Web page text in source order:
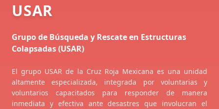
USAR
Grupo de Búsqueda y Rescate en Estructuras
Colapsadas (USAR)
El grupo USAR de la Cruz Roja Mexicana es una unidad
altamente especializada, integrada por voluntarias y
voluntarios capacitados para responder de manera
inmediata y efectiva ante desastres que involucran el